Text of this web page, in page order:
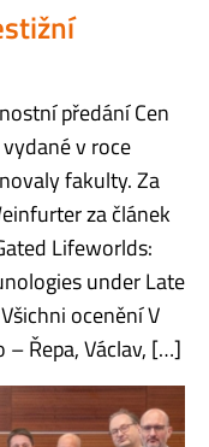
předání Cen
v roce
fakulty. Za
za článek
Lifeworlds:
under Late
ocenění V
Řepa, Václav, […]